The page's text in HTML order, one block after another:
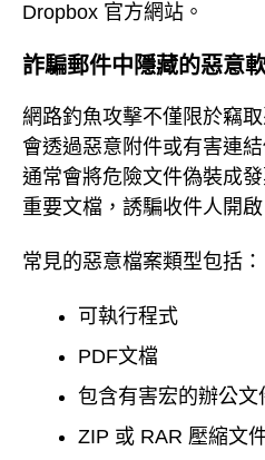
Dropbox 官方網站。
詐騙郵件中隱藏的惡意
網路釣魚攻擊不僅限於竊
會透過惡意附件或有害連
通常會將危險文件偽裝成
重要文檔，誘騙收件人開啟
常見的惡意檔案類型包括：
可執行程式
PDF文檔
包含有害宏的辦公文
ZIP 或 RAR 壓縮文